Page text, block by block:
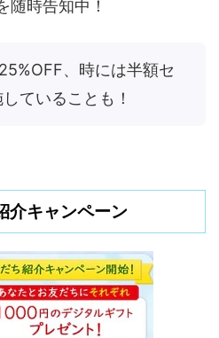
随時告知中！
、時には半額セ
ていることも！
介キャンペーン